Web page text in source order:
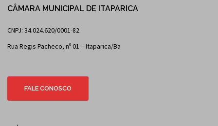
CÂMARA MUNICIPAL DE ITAPARICA
CNPJ: 34.024.620/0001-82
Rua Regis Pacheco, nº 01 – Itaparica/Ba
FALE CONOSCO